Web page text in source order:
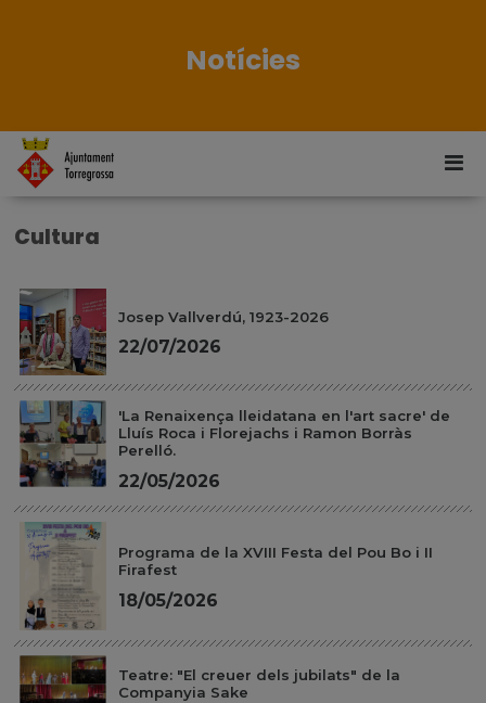
Notícies
Cultura
Josep Vallverdú, 1923-2026
22/07/2026
'La Renaixença lleidatana en l'art sacre' de
Lluís Roca i Florejachs i Ramon Borràs
Perelló.
22/05/2026
Programa de la XVIII Festa del Pou Bo i II
Firafest
18/05/2026
Teatre: "El creuer dels jubilats" de la
Companyia Sake